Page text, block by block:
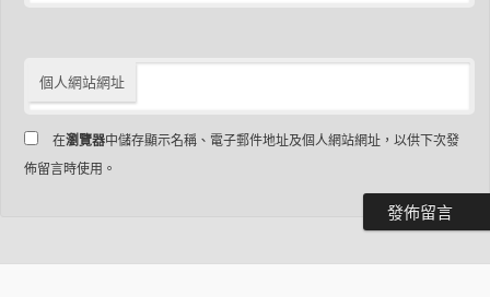
個人網站網址
在瀏覽器中儲存顯示名稱、電子郵件地址及個人網站網址，以供下次發
佈留言時使用。